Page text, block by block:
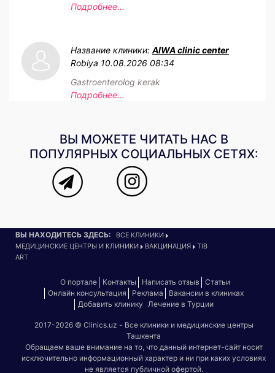
Подробнее...
Название клиники: AIWA clinic center
Robiya 10.08.2026 08:34
Gastroenterolog kerak
Подробнее...
ВЫ МОЖЕТЕ ЧИТАТЬ НАС В
ПОПУЛЯРНЫХ СОЦИАЛЬНЫХ СЕТЯХ:
ВЫ НАХОДИТЕСЬ ЗДЕСЬ:
ВСЕ КЛИНИКИ
МЕДИЦИНСКИЕ ЦЕНТРЫ И КЛИНИКИ
ВАКЦИНАЦИЯ
TIB
ART
О портале Контакты Написать отзыв
Статьи
Онлайн консультация
Реклама
Вакансии в клиниках
Добавить клинику
Лечение в Турции
2017-2026 © Clinics.uz - Все клиники и медицинские центры
Ташкента
Обращаем ваше внимание на то, что данный интернет-сайт носит
исключительно информационный характер и ни при каких условиях
не является публичной офертой.